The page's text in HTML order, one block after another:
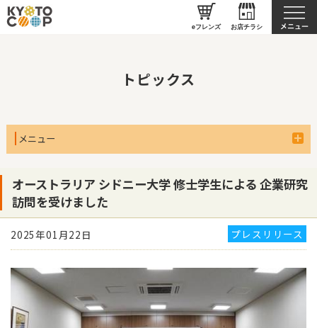
eフレンズ お店チラシ
京都生協について
トピックス
メニュー
オーストラリア シドニー大学 修士学生による 企業研究
訪問を受けました
2025年01月22日 プレスリリース